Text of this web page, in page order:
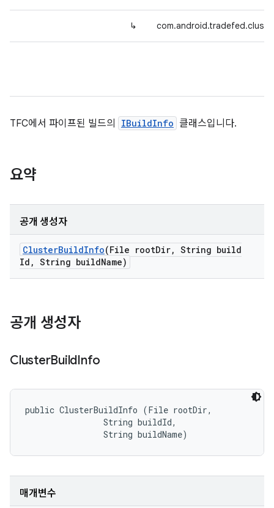
↳
TFC에서 파이프된 빌드의 IBuildInfo 클래스입니다.
요약
공개 생성자
ClusterBuildInfo(File rootDir, String build
Id , String buildName)
공개 생성자
ClusterBuildInfo
public ClusterBuildInfo (File rootDir,
                String buildId,
                String buildName)
매개변수